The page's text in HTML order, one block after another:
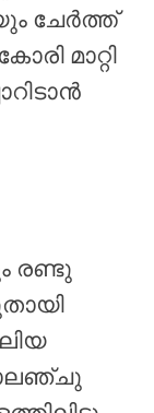
ചേർത്ത്
മാറ്റി
രണ്ടു